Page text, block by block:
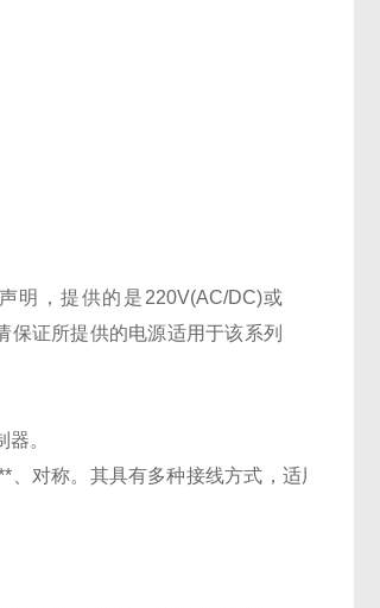
明，提供的是 220V(AC/DC)或
保证所提供的电源适用于该系列
。
对称。其具有多种接线方式，适用